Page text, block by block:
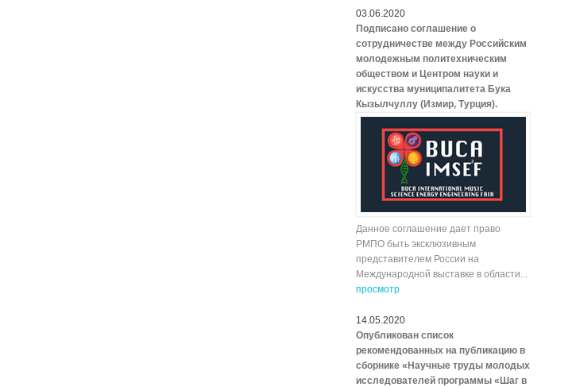
03.06.2020
Подписано соглашение о
сотрудничестве между Российским
молодежным политехническим
обществом и Центром науки и
искусства муниципалитета Бука
Кызылчуллу (Измир, Турция).
Данное соглашение дает право
РМПО быть эксклюзивным
представителем России на
Международной выставке в области...
просмотр
14.05.2020
Опубликован список
рекомендованных на публикацию в
сборнике «Научные труды молодых
исследователей программы «Шаг в